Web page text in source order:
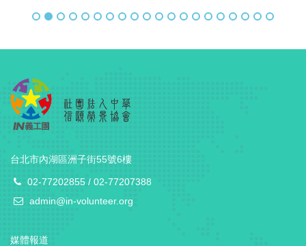
台北市內湖區洲子街55號6樓
02-77202855 / 02-77207388
admin@in-volunteer.org
媒體報道